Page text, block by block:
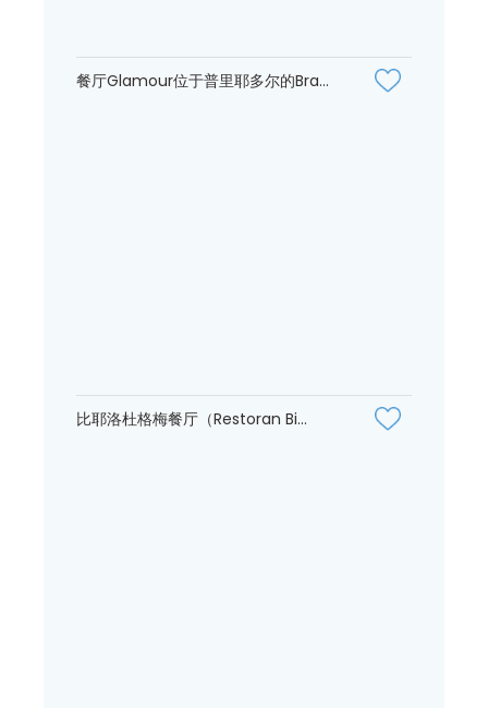
餐厅Glamour位于普里耶多尔的Bra...
比耶洛杜格梅餐厅（Restoran Bi...